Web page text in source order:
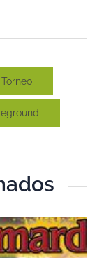
Torneo